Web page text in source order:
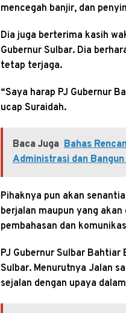
mencegah banjir, dan
Dia juga berterima kasih
Gubernur Sulbar. Dia
tetap terjaga.
“Saya harap PJ Gubernur
ucap Suraidah.
Baca Juga Bahas
Administrasi dan
Pihaknya pun akan
berjalan maupun yang
pembahasan dan
PJ Gubernur Sulbar
Sulbar. Menurutnya Jalan
sejalan dengan upaya